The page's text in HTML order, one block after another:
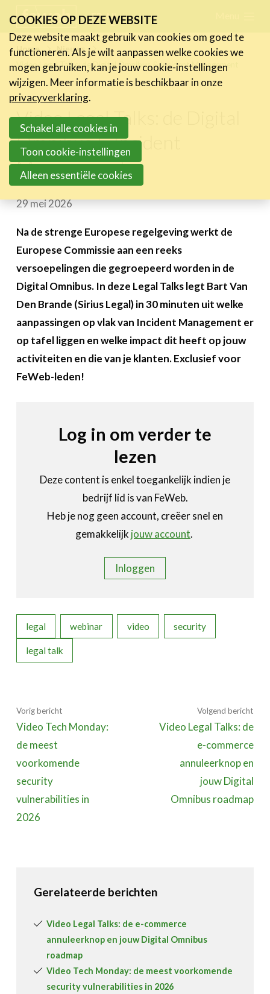
links
Jump
to
navigation
to
main
content
FR NL
Home
Nieuws
Video Legal Talks: de Digital Omnibus & Incident Management
Video Legal Talks: de Digital
Omnibus & Incident
Management
29 mei 2026
Na de strenge Europese regelgeving werkt de
Europese Commissie aan een reeks
versoepelingen die gegroepeerd worden in de
Digital Omnibus. In deze Legal Talks legt Bart Van
Den Brande (Sirius Legal) in 30 minuten uit welke
aanpassingen op vlak van Incident Management er
op tafel liggen en welke impact dit heeft op jouw
activiteiten en die van je klanten. Exclusief voor
FeWeb-leden!
Log in om verder te
lezen
Deze content is enkel toegankelijk indien je
bedrijf lid is van FeWeb.
Heb je nog geen account, creëer snel en
gemakkelijk jouw account.
Inloggen
legal webinar video security
legal talk
Vorig bericht
Video Tech Monday:
de meest
voorkomende
security
vulnerabilities in
2026
Volgend bericht
Video Legal Talks: de
e-commerce
annuleerknop en
jouw Digital
Omnibus roadmap
Gerelateerde berichten
Video Legal Talks: de e-commerce
annuleerknop en jouw Digital Omnibus
roadmap
Video Tech Monday: de meest voorkomende
security vulnerabilities in 2026
Nieuws
Nieuwsberichten
FeWeb Videos
Jobs in de sector
Activiteiten
Cases
Toolbox
Bedrijvenzoeker
Over FeWeb
Lid worden
COOKIES OP DEZE WEBSITE
Deze website maakt gebruik van cookies om goed te
functioneren. Als je wilt aanpassen welke cookies we
mogen gebruiken, kan je jouw cookie-instellingen
wijzigen. Meer informatie is beschikbaar in onze
privacyverklaring.
Schakel alle cookies in
Toon cookie-instellingen
Alleen essentiële cookies